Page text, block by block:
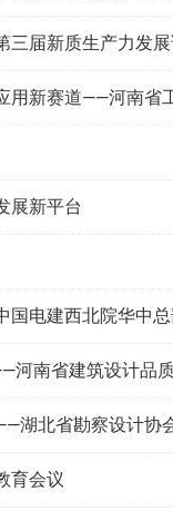
三届新质生产力发
道——河南省工程勘
展新平台
国电建西北院华中
河南省建筑设计品
湖北省勘察设计协
育会议